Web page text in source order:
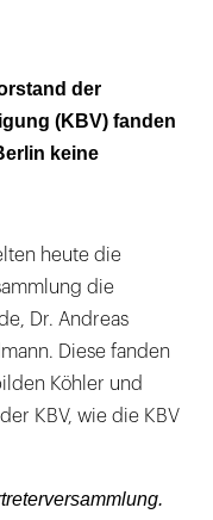
der
(KBV) fanden
keine
heute die
die
Dr. Andreas
Diese fanden
Köhler und
KBV, wie die KBV